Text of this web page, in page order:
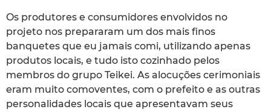
Os produtores e consumidores envolvidos no
projeto nos prepararam um dos mais finos
banquetes que eu jamais comi, utilizando apenas
produtos locais, e tudo isto cozinhado pelos
membros do grupo Teikei. As alocuções cerimoniais
eram muito comoventes, com o prefeito e as outras
personalidades locais que apresentavam seus